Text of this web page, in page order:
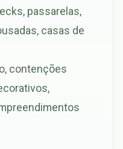
passarelas,
casas de
contenções